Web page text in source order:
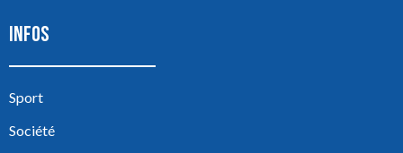
INFOS
Sport
Société